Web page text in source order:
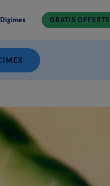
Digimex GRATIS OFFERTE